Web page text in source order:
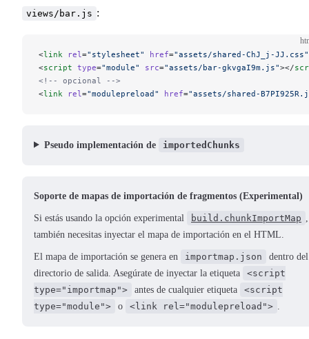
views/bar.js :
<link rel ="stylesheet" href="assets/shared-ChJ_j-JJ.css"
<script type="module" src="assets/bar-gkvgaI9m.js"></
<!-- opcional -->
<link rel ="modulepreload" href="assets/shared-
Pseudo implementación de importedChunks
Soporte de mapas de importación de fragmentos (Experimental)
Si estás usando la opción experimental build.chunkImportMap
también necesitas inyectar el mapa de importación en el HTML.
El mapa de importación se genera en importmap.json
dentro del
directorio de salida. Asegúrate de inyectar la etiqueta
<script
type="importmap">
antes de cualquier etiqueta
<script
type="module">
o <link rel="modulepreload">